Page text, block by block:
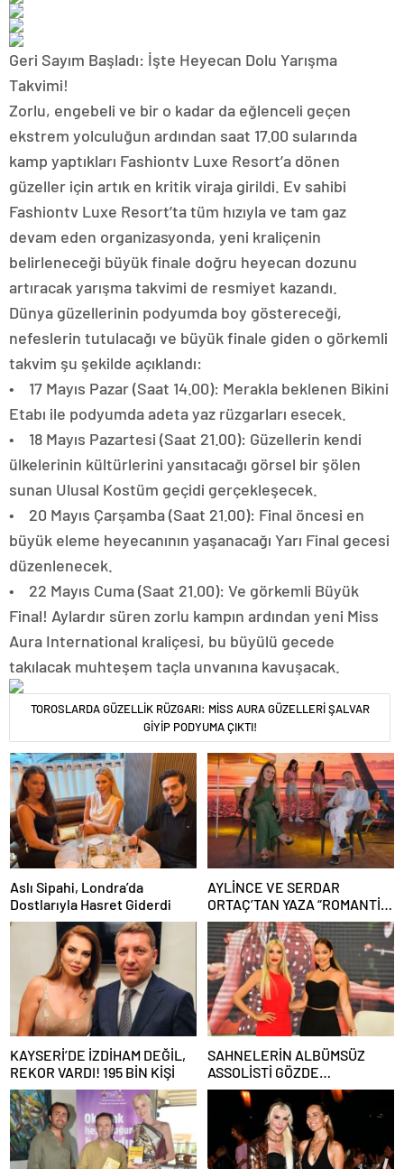
Geri Sayım Başladı: İşte Heyecan Dolu Yarışma
Takvimi!
Zorlu, engebeli ve bir o kadar da eğlenceli geçen
ekstrem yolculuğun ardından saat 17.00 sularında
kamp yaptıkları Fashiontv Luxe Resort’a dönen
güzeller için artık en kritik viraja girildi. Ev sahibi
Fashiontv Luxe Resort’ta tüm hızıyla ve tam gaz
devam eden organizasyonda, yeni kraliçenin
belirleneceği büyük finale doğru heyecan dozunu
artıracak yarışma takvimi de resmiyet kazandı.
Dünya güzellerinin podyumda boy göstereceği,
nefeslerin tutulacağı ve büyük finale giden o görkemli
takvim şu şekilde açıklandı:
• 17 Mayıs Pazar (Saat 14.00): Merakla beklenen Bikini
Etabı ile podyumda adeta yaz rüzgarları esecek.
• 18 Mayıs Pazartesi (Saat 21.00): Güzellerin kendi
ülkelerinin kültürlerini yansıtacağı görsel bir şölen
sunan Ulusal Kostüm geçidi gerçekleşecek.
• 20 Mayıs Çarşamba (Saat 21.00): Final öncesi en
büyük eleme heyecanının yaşanacağı Yarı Final gecesi
düzenlenecek.
• 22 Mayıs Cuma (Saat 21.00): Ve görkemli Büyük
Final! Aylardır süren zorlu kampın ardından yeni Miss
Aura International kraliçesi, bu büyülü gecede
takılacak muhteşem taçla unvanına kavuşacak.
TOROSLARDA GÜZELLİK RÜZGARI: MİSS AURA GÜZELLERİ ŞALVAR
GİYİP PODYUMA ÇIKTI!
Aslı Sipahi, Londra’da
Dostlarıyla Hasret Giderdi
AYLİNCE VE SERDAR
ORTAÇ’TAN YAZA “ROMANTİK
AŞK” BOMBASI!
KAYSERİ’DE İZDİHAM DEĞİL,
REKOR VARDI! 195 BİN KİŞİ
SAHNELERİN ALBÜMSÜZ
ASSOLİSTİ GÖZDE
DEMİRBİLEK, NR1
MAGAZİN’DE: “SON ASSOLİST
OLARAK VAR OLACAĞIM!”